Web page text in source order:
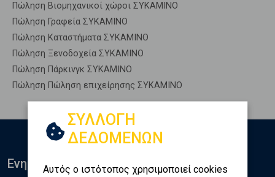
Πώληση Βιομηχανικοί χώροι ΣΥΚΑΜΙΝΟ
Πώληση Γραφεία ΣΥΚΑΜΙΝΟ
Πώληση Καταστήματα ΣΥΚΑΜΙΝΟ
Πώληση Ξενοδοχεία ΣΥΚΑΜΙΝΟ
Πώληση Πάρκινγκ ΣΥΚΑΜΙΝΟ
Πώληση Πώληση επιχείρησης ΣΥΚΑΜΙΝΟ
ΣΥΛΛΟΓΗ
ΔΕΔΟΜΕΝΩΝ
Αυτός ο ιστότοπος χρησιμοποιεί cookies
Ενημερωθείτε